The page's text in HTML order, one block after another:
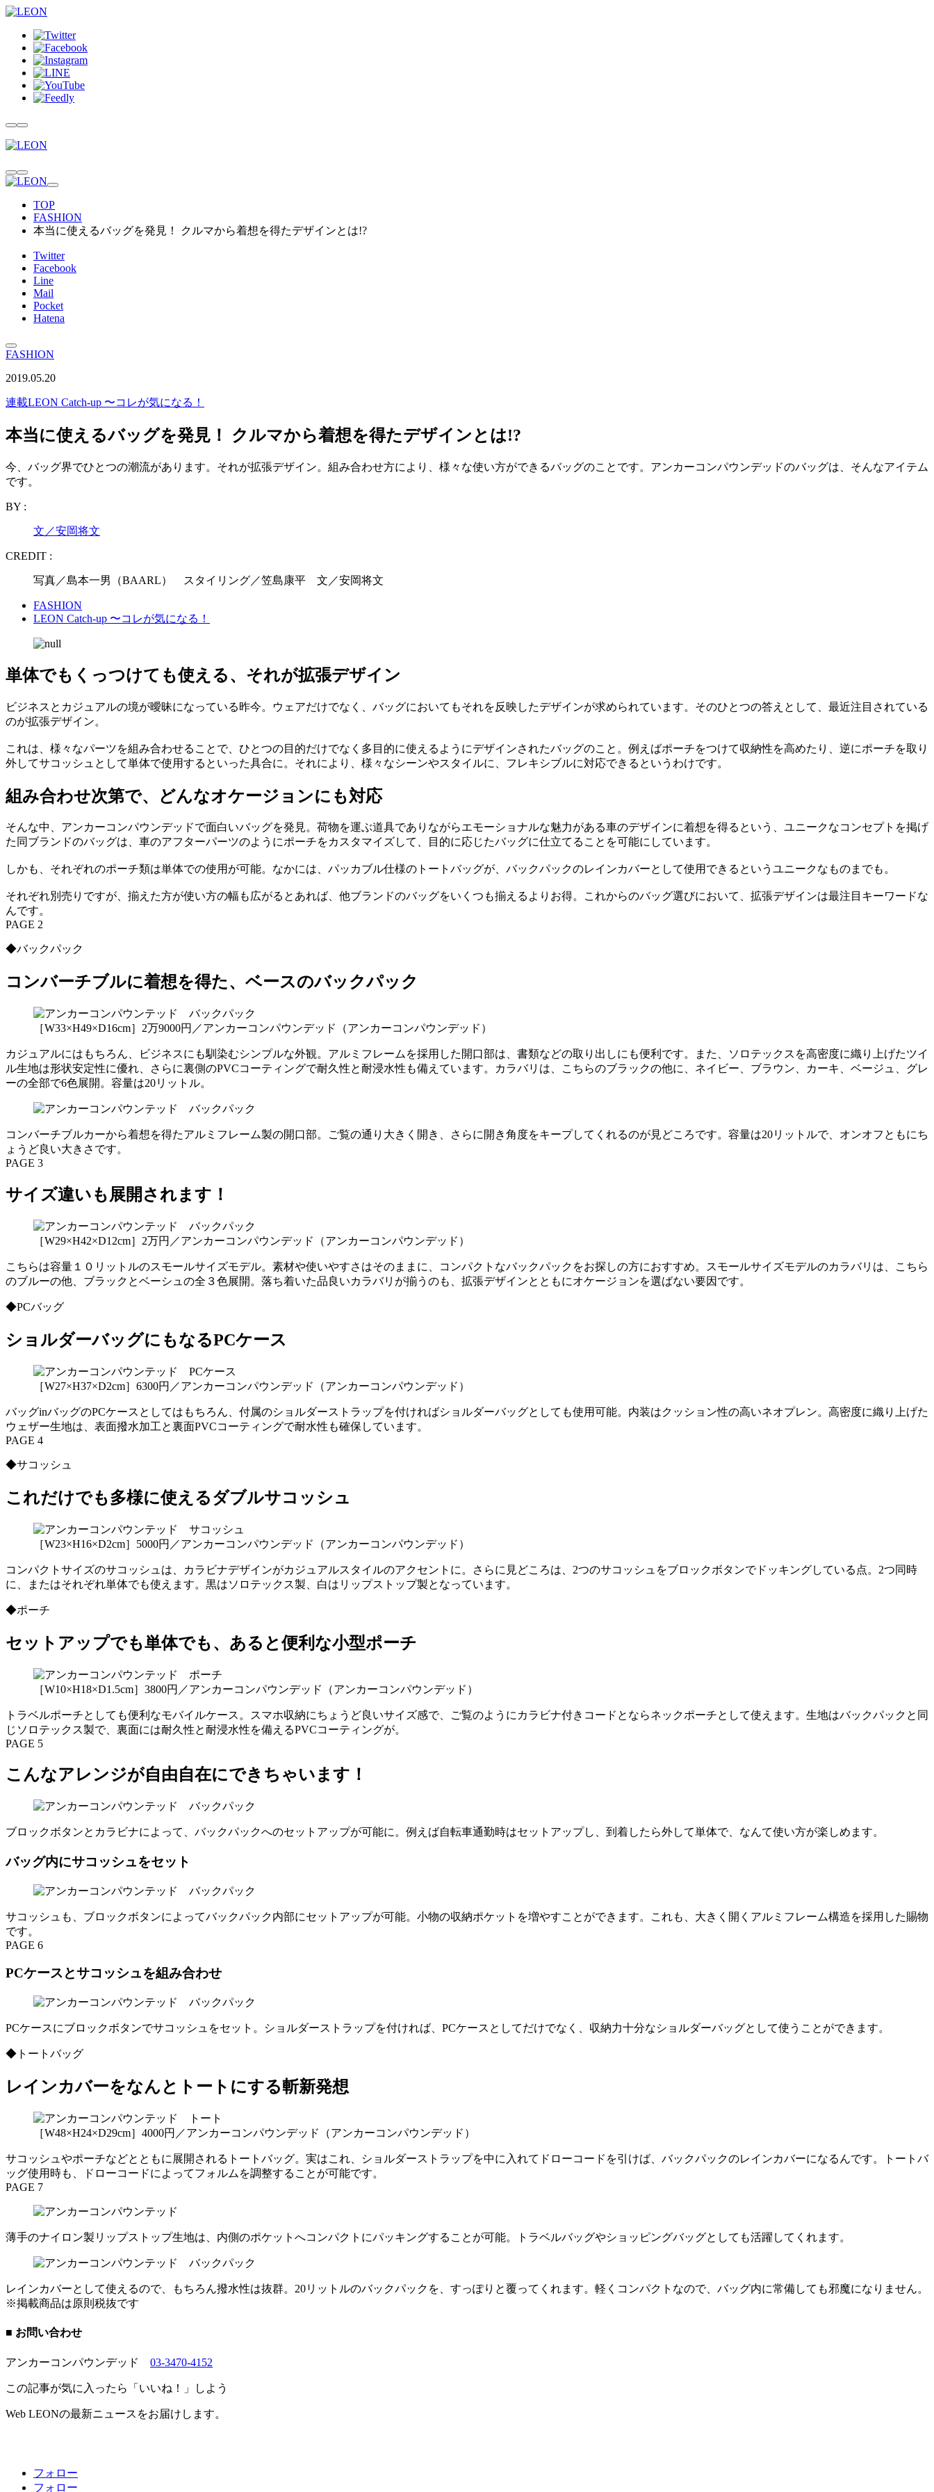
TOP
FASHION
本当に使えるバッグを発見！ クルマから着想を得たデザインとは!?
Twitter
Facebook
Line
Mail
Pocket
Hatena
FASHION
2019.05.20
連載LEON Catch-up 〜コレが気になる！
本当に使えるバッグを発見！ クルマから着想を得たデザインとは!?
今、バッグ界でひとつの潮流があります。それが拡張デザイン。組み合わせ方により、様々な使い方ができるバッグのことです。アンカーコンパウンデッドのバッグは、そんなアイテム
です。
BY :
文／安岡将文
CREDIT :
写真／島本一男（BAARL） スタイリング／笠島康平 文／安岡将文
FASHION
LEON Catch-up 〜コレが気になる！
単体でもくっつけても使える、それが拡張デザイン
ビジネスとカジュアルの境が曖昧になっている昨今。ウェアだけでなく、バッグにおいてもそれを反映したデザインが求められています。そのひとつの答えとして、最近注目されている
のが拡張デザイン。
これは、様々なパーツを組み合わせることで、ひとつの目的だけでなく多目的に使えるようにデザインされたバッグのこと。例えばポーチをつけて収納性を高めたり、逆にポーチを取り
外してサコッシュとして単体で使用するといった具合に。それにより、様々なシーンやスタイルに、フレキシブルに対応できるというわけです。
組み合わせ次第で、どんなオケージョンにも対応
そんな中、アンカーコンパウンデッドで面白いバッグを発見。荷物を運ぶ道具でありながらエモーショナルな魅力がある車のデザインに着想を得るという、ユニークなコンセプトを掲げ
た同ブランドのバッグは、車のアフターパーツのようにポーチをカスタマイズして、目的に応じたバッグに仕立てることを可能にしています。
しかも、それぞれのポーチ類は単体での使用が可能。なかには、パッカブル仕様のトートバッグが、バックパックのレインカバーとして使用できるというユニークなものまでも。
それぞれ別売りですが、揃えた方が使い方の幅も広がるとあれば、他ブランドのバッグをいくつも揃えるよりお得。これからのバッグ選びにおいて、拡張デザインは最注目キーワードな
んです。
PAGE 2
◆バックパック
コンバーチブルに着想を得た、ベースのバックパック
［W33×H49×D16cm］2万9000円／アンカーコンパウンデッド（アンカーコンパウンデッド）
カジュアルにはもちろん、ビジネスにも馴染むシンプルな外観。アルミフレームを採用した開口部は、書類などの取り出しにも便利です。また、ソロテックスを高密度に織り上げたツイ
ル生地は形状安定性に優れ、さらに裏側のPVCコーティングで耐久性と耐浸水性も備えています。カラバリは、こちらのブラックの他に、ネイビー、ブラウン、カーキ、ベージュ、グレ
ーの全部で6色展開。容量は20リットル。
コンバーチブルカーから着想を得たアルミフレーム製の開口部。ご覧の通り大きく開き、さらに開き角度をキープしてくれるのが見どころです。容量は20リットルで、オンオフともにち
ょうど良い大きさです。
PAGE 3
サイズ違いも展開されます！
［W29×H42×D12cm］2万円／アンカーコンパウンデッド（アンカーコンパウンデッド）
こちらは容量１０リットルのスモールサイズモデル。素材や使いやすさはそのままに、コンパクトなバックパックをお探しの方におすすめ。スモールサイズモデルのカラバリは、こちら
のブルーの他、ブラックとベーシュの全３色展開。落ち着いた品良いカラバリが揃うのも、拡張デザインとともにオケージョンを選ばない要因です。
◆PCバッグ
ショルダーバッグにもなるPCケース
［W27×H37×D2cm］6300円／アンカーコンパウンデッド（アンカーコンパウンデッド）
バッグinバッグのPCケースとしてはもちろん、付属のショルダーストラップを付ければショルダーバッグとしても使用可能。内装はクッション性の高いネオプレン。高密度に織り上げた
ウェザー生地は、表面撥水加工と裏面PVCコーティングで耐水性も確保しています。
PAGE 4
◆サコッシュ
これだけでも多様に使えるダブルサコッシュ
［W23×H16×D2cm］5000円／アンカーコンパウンデッド（アンカーコンパウンデッド）
コンパクトサイズのサコッシュは、カラビナデザインがカジュアルスタイルのアクセントに。さらに見どころは、2つのサコッシュをブロックボタンでドッキングしている点。2つ同時
に、またはそれぞれ単体でも使えます。黒はソロテックス製、白はリップストップ製となっています。
◆ポーチ
セットアップでも単体でも、あると便利な小型ポーチ
［W10×H18×D1.5cm］3800円／アンカーコンパウンデッド（アンカーコンパウンデッド）
トラベルポーチとしても便利なモバイルケース。スマホ収納にちょうど良いサイズ感で、ご覧のようにカラビナ付きコードとならネックポーチとして使えます。生地はバックパックと同
じソロテックス製で、裏面には耐久性と耐浸水性を備えるPVCコーティングが。
PAGE 5
こんなアレンジが自由自在にできちゃいます！
ブロックボタンとカラビナによって、バックパックへのセットアップが可能に。例えば自転車通勤時はセットアップし、到着したら外して単体で、なんて使い方が楽しめます。
バッグ内にサコッシュをセット
サコッシュも、ブロックボタンによってバックパック内部にセットアップが可能。小物の収納ポケットを増やすことができます。これも、大きく開くアルミフレーム構造を採用した賜物
です。
PAGE 6
PCケースとサコッシュを組み合わせ
PCケースにブロックボタンでサコッシュをセット。ショルダーストラップを付ければ、PCケースとしてだけでなく、収納力十分なショルダーバッグとして使うことができます。
◆トートバッグ
レインカバーをなんとトートにする斬新発想
［W48×H24×D29cm］4000円／アンカーコンパウンデッド（アンカーコンパウンデッド）
サコッシュやポーチなどとともに展開されるトートバッグ。実はこれ、ショルダーストラップを中に入れてドローコードを引けば、バックパックのレインカバーになるんです。トートバ
ッグ使用時も、ドローコードによってフォルムを調整することが可能です。
PAGE 7
薄手のナイロン製リップストップ生地は、内側のポケットへコンパクトにパッキングすることが可能。トラベルバッグやショッピングバッグとしても活躍してくれます。
レインカバーとして使えるので、もちろん撥水性は抜群。20リットルのバックパックを、すっぽりと覆ってくれます。軽くコンパクトなので、バッグ内に常備しても邪魔になりません。
※掲載商品は原則税抜です
■ お問い合わせ
アンカーコンパウンデッド 03-3470-4152
この記事が気に入ったら「いいね！」しよう
Web LEONの最新ニュースをお届けします。
フォロー
フォロー